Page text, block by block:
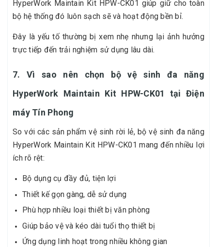
HyperWork Maintain Kit HPW-CK01 giúp giữ cho toàn
bộ hệ thống đó luôn sạch sẽ và hoạt động bền bỉ.
Đây là yếu tố thường bị xem nhẹ nhưng lại ảnh hưởng
trực tiếp đến trải nghiệm sử dụng lâu dài.
7. Vì sao nên chọn bộ vệ sinh đa năng
HyperWork Maintain Kit HPW-CK01 tại Điện
máy Tín Phong
So với các sản phẩm vệ sinh rời lẻ, bộ vệ sinh đa năng
HyperWork Maintain Kit HPW-CK01 mang đến nhiều lợi
ích rõ rệt:
Bộ dụng cụ đầy đủ, tiện lợi
Thiết kế gọn gàng, dễ sử dụng
Phù hợp nhiều loại thiết bị văn phòng
Giúp bảo vệ và kéo dài tuổi thọ thiết bị
Ứng dụng linh hoạt trong nhiều không gian